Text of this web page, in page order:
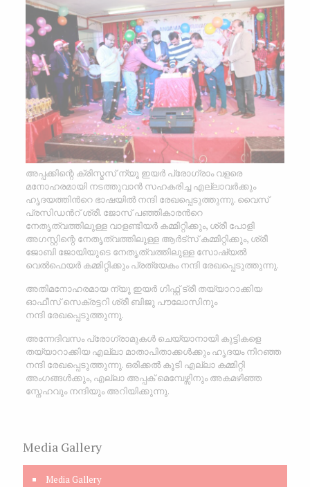
അപ്പക്കിന്റെ ക്രിസ്മസ് ന്യൂ ഇയർ പ്രോഗ്രാം വളരെ
മനോഹരമായി നടത്തുവാൻ സഹകരിച്ച എല്ലാവർക്കും
ഹൃദയത്തിൻറെ ഭാഷയിൽ നന്ദി രേഖപ്പെടുത്തുന്നു. വൈസ്
പ്രസിഡൻറ് ശ്രീ. ജോസ് പഞ്ഞികാരൻറെ
നേതൃത്വത്തിലുള്ള വാളണ്ടിയർ കമ്മിറ്റിക്കും, ശ്രീ പോളി
അഗസ്റ്റിന്റെ നേതൃത്വത്തിലുള്ള ആർട്സ് കമ്മിറ്റിക്കും, ശ്രീ
ജോബി ജോയിയുടെ നേതൃത്വത്തിലുള്ള സോഷ്യൽ
വെൽഫെയർ കമ്മിറ്റിക്കും പ്രത്യേകം നന്ദി രേഖപ്പെടുത്തുന്നു.
അതിമനോഹരമായ ന്യൂ ഇയർ ഗിഫ്റ്റ് ട്രീ തയ്യാറാക്കിയ
ഓഫീസ് സെക്രട്ടറി ശ്രീ ബിജു പൗലോസിനും
നന്ദി രേഖപ്പെടുത്തുന്നു.
അന്നേദിവസം പ്രോഗ്രാമുകൾ ചെയ്യാനായി കുട്ടികളെ
തയ്യാറാക്കിയ എല്ലാ മാതാപിതാക്കൾക്കും ഹൃദയം നിറഞ്ഞ
നന്ദി രേഖപ്പെടുത്തുന്നു. ഒരിക്കൽ കൂടി എല്ലാ കമ്മിറ്റി
അംഗങ്ങൾക്കും, എല്ലാ അപ്പക് മെമ്പേഴ്സിനും അകമഴിഞ്ഞ
സ്നേഹവും നന്ദിയും അറിയിക്കുന്നു.
Media Gallery
Media Gallery